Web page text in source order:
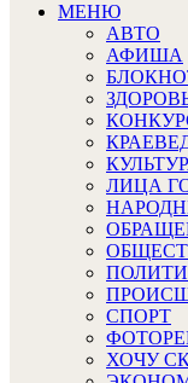
МЕНЮ
АВТО
АФИША
ЛИЦА
СПОРТ
ХОЧУ